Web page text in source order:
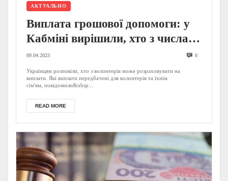
АКТУАЛЬНО
Виплата грошової допомоги: у
Кабміні вирішили, хто з числа
волонтерів отримає одноразове
нарахування та за яких умов
09.04.2023 0
Українцям розповіли, хто з волонтерів може розраховувати на
виплати. Які виплати передбачені для волонтерів та їхнім
сім'ям, повідомили&nbsp...
READ MORE